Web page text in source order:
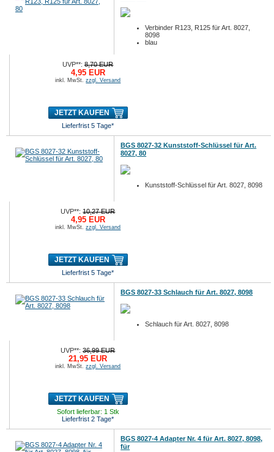
Verbinder R123, R125 für Art. 8027,
8098
blau
UVP**:8,70 EUR
4,95 EUR
inkl. MwSt.zzgl. Versand
JETZT KAUFEN
Lieferfrist 5 Tage*
BGS 8027-32 Kunststoff-Schlüssel für Art.
8027, 80
Kunststoff-Schlüssel für Art. 8027, 8098
UVP**:10,27 EUR
4,95 EUR
inkl. MwSt.zzgl. Versand
JETZT KAUFEN
Lieferfrist 5 Tage*
BGS 8027-33 Schlauch für Art. 8027, 8098
Schlauch für Art. 8027, 8098
UVP**:36,99 EUR
21,95 EUR
inkl. MwSt.zzgl. Versand
JETZT KAUFEN
Sofort lieferbar: 1 Stk
Lieferfrist 2 Tage*
BGS 8027-4 Adapter Nr. 4 für Art. 8027, 8098,
für